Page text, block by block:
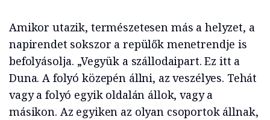
Amikor utazik, természetesen más a helyzet, a
napirendet sokszor a repülők menetrendje is
befolyásolja. „Vegyük a szállodaipart. Ez itt a
Duna. A folyó közepén állni, az veszélyes. Tehát
vagy a folyó egyik oldalán állok, vagy a
másikon. Az egyiken az olyan csoportok állnak,